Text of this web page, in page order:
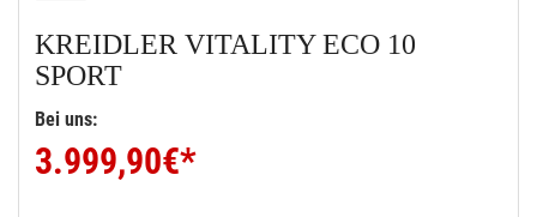
KREIDLER VITALITY ECO 10
SPORT
Bei uns:
3.999,90€*